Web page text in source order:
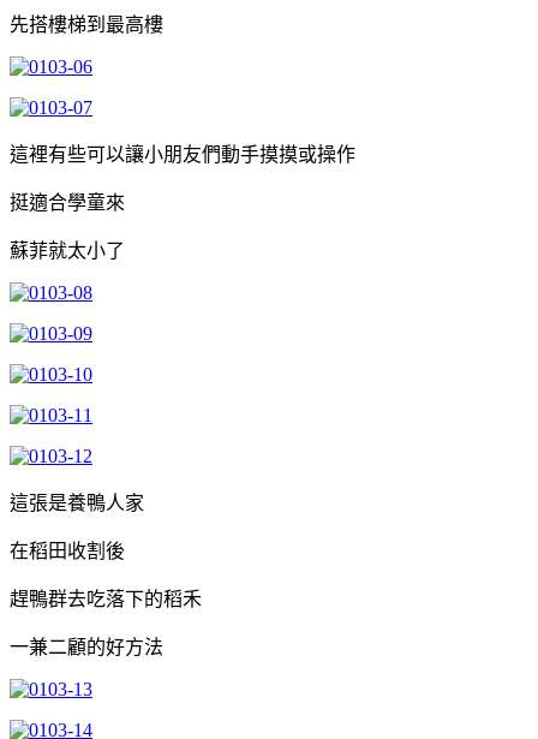
先搭樓梯到最高樓
這裡有些可以讓小朋友們動手摸摸或操作
挺適合學童來
蘇菲就太小了
這張是養鴨人家
在稻田收割後
趕鴨群去吃落下的稻禾
一兼二顧的好方法